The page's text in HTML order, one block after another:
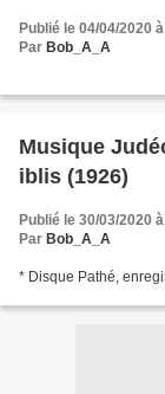
Publié le 04/04/2020
Par Bob_A_A
Musique
iblis (1926)
Publié le 30/03/2020
Par Bob_A_A
* Disque Pathé,